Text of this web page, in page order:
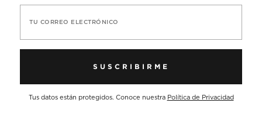
TU CORREO ELECTRÓNICO
SUSCRIBIRME
Tus datos están protegidos. Conoce nuestra Política de Privacidad